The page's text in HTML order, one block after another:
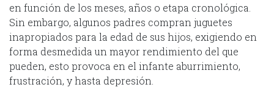
en función de los meses, años o etapa cronológica.
Sin embargo, algunos padres compran juguetes
inapropiados para la edad de sus hijos, exigiendo en
forma desmedida un mayor rendimiento del que
pueden, esto provoca en el infante aburrimiento,
frustración, y hasta depresión.